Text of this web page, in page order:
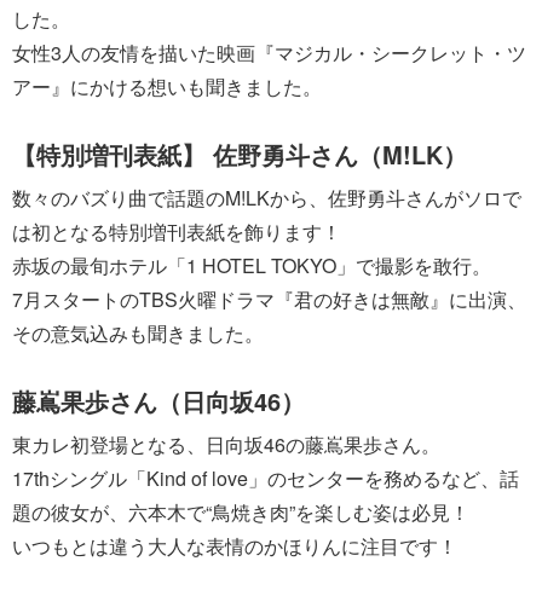
した。
女性3人の友情を描いた映画『マジカル・シークレット・ツ
アー』にかける想いも聞きました。
【特別増刊表紙】 佐野勇斗さん（M!LK）
数々のバズり曲で話題のM!LKから、佐野勇斗さんがソロで
は初となる特別増刊表紙を飾ります！
赤坂の最旬ホテル「1 HOTEL TOKYO」で撮影を敢行。
7月スタートのTBS火曜ドラマ『君の好きは無敵』に出演、
その意気込みも聞きました。
藤嶌果歩さん（日向坂46）
東カレ初登場となる、日向坂46の藤嶌果歩さん。
17thシングル「Kind of love」のセンターを務めるなど、話
題の彼女が、六本木で“鳥焼き肉”を楽しむ姿は必見！
いつもとは違う大人な表情のかほりんに注目です！